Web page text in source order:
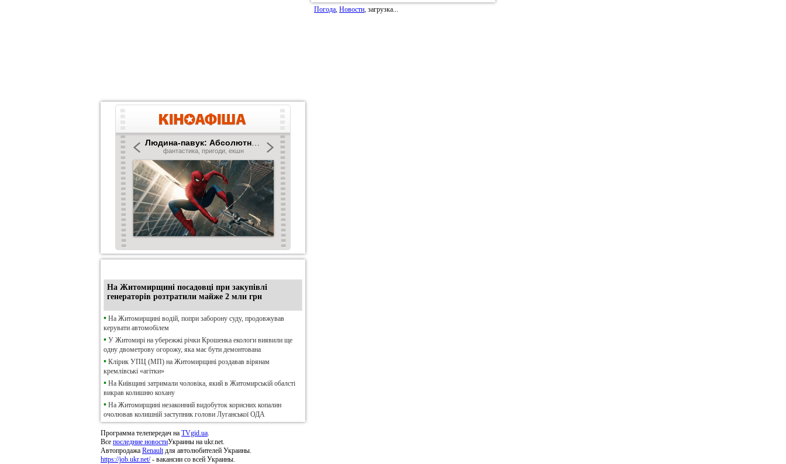
На Житомирщині посадовці при закупівлі
генераторів розтратили майже 2 млн грн
• На Житомирщині водій, попри заборону суду, продовжував
керувати автомобілем
• У Житомирі на убережжі річки Крошенка екологи виявили ще
одну двометрову огорожу, яка має бути демонтована
• Клірик УПЦ (МП) на Житомирщині роздавав вірянам
кремлівські «агітки»
• На Київщині затримали чоловіка, який в Житомирській обалсті
викрав колишню кохану
• На Житомирщині незаконний видобуток корисних копалин
очолював колишній заступник голови Луганської ОДА
Программа телепередач на TVgid.ua.
Все последние новостиУкраины на ukr.net.
Автопродажа Renaultдля автолюбителей Украины.
https://job.ukr.net/- вакансии со всей Украины.
Погода, Новости, загрузка...